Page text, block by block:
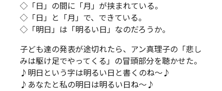
◇「日」の間に「月」が挟まれている。
◇「日」と「月」で、できている。
◇「明日」は「明るい日」なのだろうか。
子ども達の発表が途切れたら、アン真理子の「悲し
みは駆け足でやってくる」の冒頭部分を聴かせた。
♪明日という字は明るい日と書くのね～♪
♪あなたと私の明日は明るい日ね～♪